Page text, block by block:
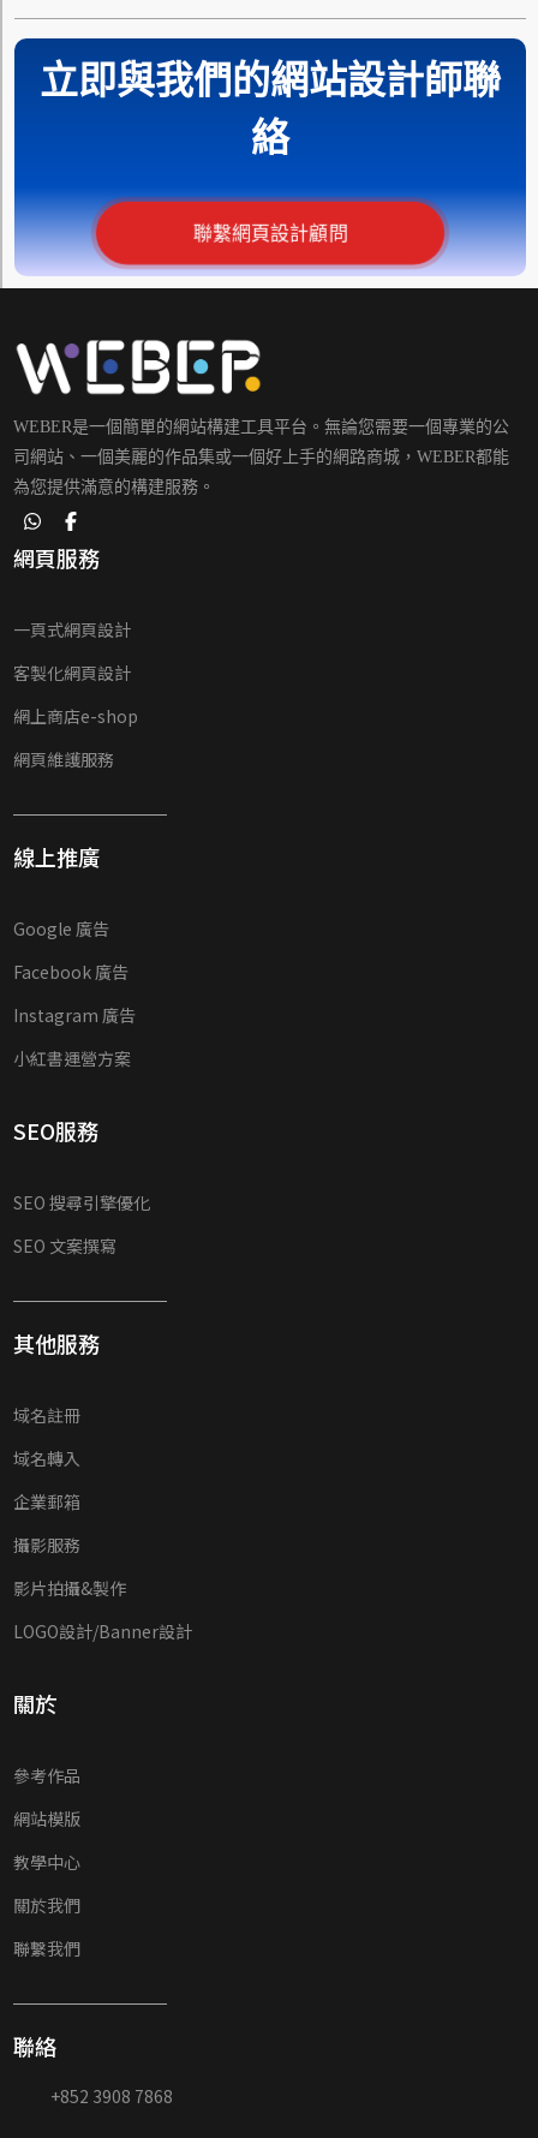
立即與我們的網站設計師聯
絡
聯繫網頁設計顧問
WEBER是一個簡單的網站構建工具平台。無論您需要一個專業的公
司網站、一個美麗的作品集或一個好上手的網路商城，WEBER都能
為您提供滿意的構建服務。
網頁服務
一頁式網頁設計
客製化網頁設計
網上商店e-shop
網頁維護服務
線上推廣
Google 廣告
Facebook 廣告
Instagram 廣告
小紅書運營方案
SEO服務
SEO 搜尋引擎優化
SEO 文案撰寫
其他服務
域名註冊
域名轉入
企業郵箱
攝影服務
影片拍攝&製作
LOGO設計/Banner設計
關於
參考作品
網站模版
教學中心
關於我們
聯繫我們
聯絡
+852 3908 7868